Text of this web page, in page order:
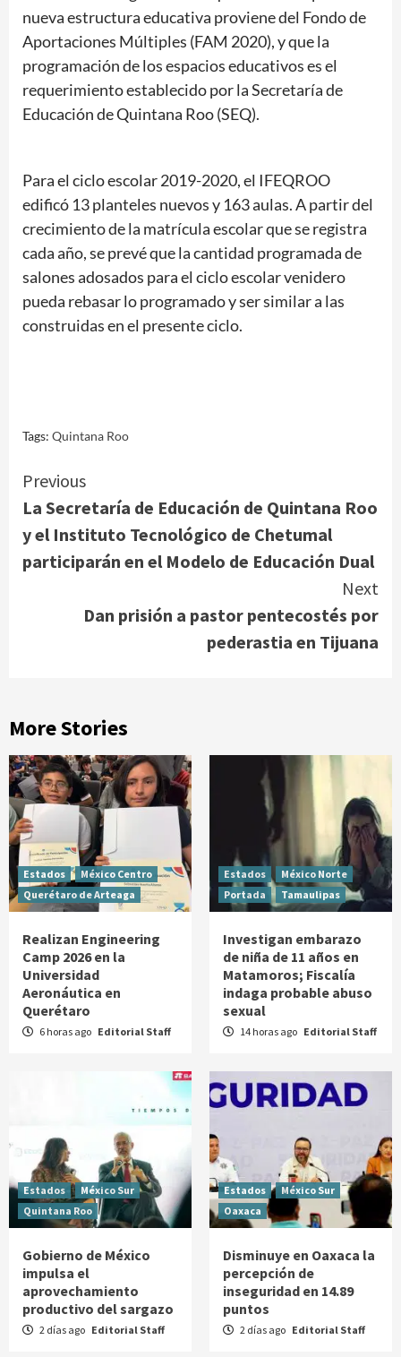
nueva estructura educativa proviene del Fondo de
Aportaciones Múltiples (FAM 2020), y que la
programación de los espacios educativos es el
requerimiento establecido por la Secretaría de
Educación de Quintana Roo (SEQ).
Para el ciclo escolar 2019-2020, el IFEQROO
edificó 13 planteles nuevos y 163 aulas. A partir del
crecimiento de la matrícula escolar que se registra
cada año, se prevé que la cantidad programada de
salones adosados para el ciclo escolar venidero
pueda rebasar lo programado y ser similar a las
construidas en el presente ciclo.
Tags: Quintana Roo
Continue
Reading
Previous
La Secretaría de Educación de Quintana Roo
y el Instituto Tecnológico de Chetumal
participarán en el Modelo de Educación Dual
Next
Dan prisión a pastor pentecostés por
pederastia en Tijuana
More Stories
Estados
México Centro
Querétaro de Arteaga
Realizan Engineering
Camp 2026 en la
Universidad
Aeronáutica en
Querétaro
6 horas ago Editorial Staff
Estados
México Norte
Portada
Tamaulipas
Investigan embarazo
de niña de 11 años en
Matamoros; Fiscalía
indaga probable abuso
sexual
14 horas ago Editorial Staff
Estados
México Sur
Quintana Roo
Gobierno de México
impulsa el
aprovechamiento
productivo del sargazo
2 días ago Editorial Staff
Estados
México Sur
Oaxaca
Disminuye en Oaxaca la
percepción de
inseguridad en 14.89
puntos
2 días ago Editorial Staff